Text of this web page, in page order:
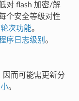
对 flash 加密/解
个安全等级对性
次功能。
序日志级别 。
因而可能需更新分
。